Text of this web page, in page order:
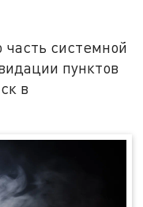
системной
пунктов
в